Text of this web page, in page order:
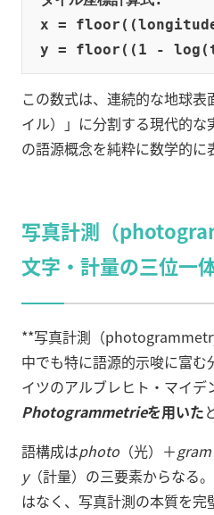
x =
この数式は、連続的な地球
イル）」に分割する現代的
の語源概念を純粋に数学的に
写真計測（
文字・計量の三位一
**写真計測（
中でも特に語源的示唆に富む
イツのアルブレヒト・マイデ
Photogrammetrieを用いた
語構成はphoto （光）＋gram
y（計量）の三要素からなる
はなく、写真計測の本質を完